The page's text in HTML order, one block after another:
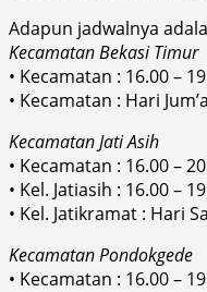
Adapun jadwalnya
Kecamatan Bekasi Timur
• Kecamatan : 16.00 –
• Kecamatan : Hari
Kecamatan Jati Asih
• Kecamatan : 16.00 –
• Kel. Jatiasih : 16.00 –
• Kel. Jatikramat : Hari
Kecamatan Pondokgede
• Kecamatan : 16.00 –